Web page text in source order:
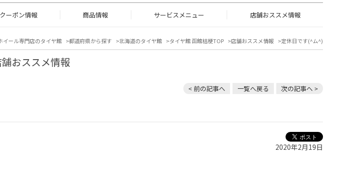
ーポン情報 商品情報 サービスメニュー 店舗おススメ情報
イール専門店のタイヤ館 都道府県から探す 北海道のタイヤ館 タイヤ館 函館桔梗TOP 店舗おススメ情報 定休日です(^ム^)
おススメ情報
< 前の記事へ 一覧へ戻る 次の記事へ >
2020年2月19日